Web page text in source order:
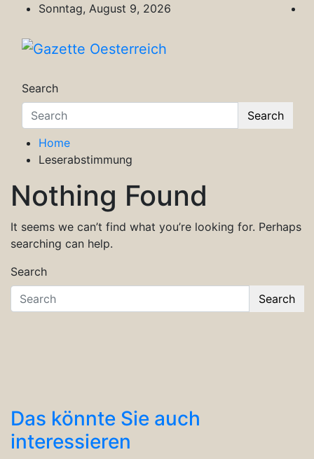
content
Sonntag, August 9, 2026
Search
Search
Home
Leserabstimmung
Nothing Found
It seems we can’t find what you’re looking for. Perhaps
searching can help.
Search
Search
Das könnte Sie auch
interessieren